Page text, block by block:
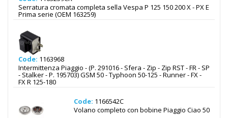
Serratura cromata completa sella Vespa P 125 150 200 X - PX E
Prima serie (OEM 163259)
Code: 1163968
Intermittenza Piaggio - (P. 291016 - Sfera - Zip - Zip RST - FR - SP
- Stalker - P. 195703) GSM 50 - Typhoon 50-125 - Runner - FX -
FX R 125-180
Code: 1166542C
Volano completo con bobine Piaggio Ciao 50